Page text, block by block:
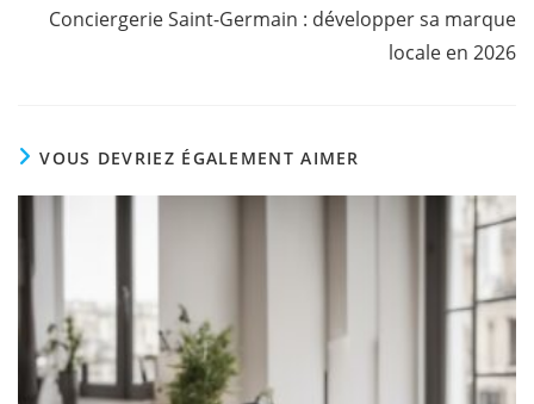
Conciergerie Saint-Germain : développer sa marque
locale en 2026
VOUS DEVRIEZ ÉGALEMENT AIMER